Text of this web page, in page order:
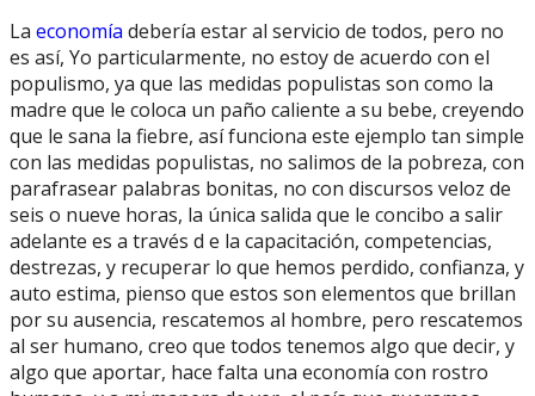
La economía debería estar al servicio de todos, pero no
es así, Yo particularmente, no estoy de acuerdo con el
populismo, ya que las medidas populistas son como la
madre que le coloca un paño caliente a su bebe, creyendo
que le sana la fiebre, así funciona este ejemplo tan simple
con las medidas populistas, no salimos de la pobreza, con
parafrasear palabras bonitas, no con discursos veloz de
seis o nueve horas, la única salida que le concibo a salir
adelante es a través d e la capacitación, competencias,
destrezas, y recuperar lo que hemos perdido, confianza, y
auto estima, pienso que estos son elementos que brillan
por su ausencia, rescatemos al hombre, pero rescatemos
al ser humano, creo que todos tenemos algo que decir, y
algo que aportar, hace falta una economía con rostro